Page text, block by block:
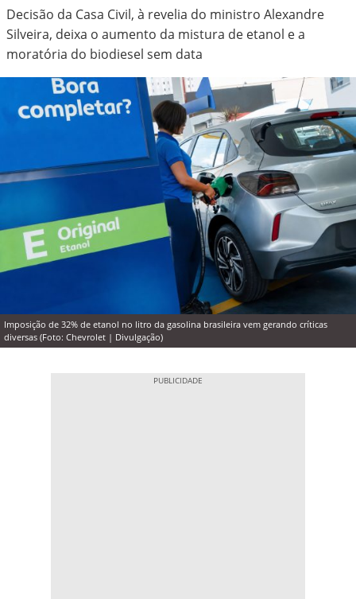
Decisão da Casa Civil, à revelia do ministro Alexandre
Silveira, deixa o aumento da mistura de etanol e a
moratória do biodiesel sem data
Imposição de 32% de etanol no litro da gasolina brasileira vem gerando críticas
diversas (Foto: Chevrolet | Divulgação)